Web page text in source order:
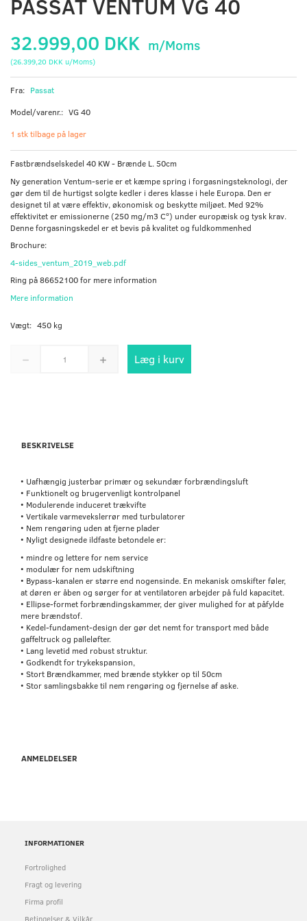
PASSAT VENTUM VG 40
32.999,00 DKK m/Moms
(26.399,20 DKK u/Moms)
Fra: Passat
Model/varenr.: VG 40
1 stk tilbage på lager
Fastbrændselskedel 40 KW - Brænde L. 50cm
Ny generation Ventum-serie er et kæmpe spring i forgasningsteknologi, der
gør dem til de hurtigst solgte kedler i deres klasse i hele Europa. Den er
designet til at være effektiv, økonomisk og beskytte miljøet. Med 92%
effektivitet er emissionerne (250 mg/m3 Cº) under europæisk og tysk krav.
Denne forgasningskedel er et bevis på kvalitet og fuldkommenhed
Brochure:
4-sides_ventum_2019_web.pdf
Ring på 86652100 for mere information
Mere information
Vægt: 450 kg
Læg i kurv
BESKRIVELSE
• Uafhængig justerbar primær og sekundær forbrændingsluft
• Funktionelt og brugervenligt kontrolpanel
• Modulerende induceret trækvifte
• Vertikale varmevekslerrør med turbulatorer
• Nem rengøring uden at fjerne plader
• Nyligt designede ildfaste betondele er:
• mindre og lettere for nem service
• modulær for nem udskiftning
• Bypass-kanalen er større end nogensinde. En mekanisk omskifter føler,
at døren er åben og sørger for at ventilatoren arbejder på fuld kapacitet.
• Ellipse-formet forbrændingskammer, der giver mulighed for at påfylde
mere brændstof.
• Kedel-fundament-design der gør det nemt for transport med både
gaffeltruck og palleløfter.
• Lang levetid med robust struktur.
• Godkendt for trykekspansion,
• Stort Brændkammer, med brænde stykker op til 50cm
• Stor samlingsbakke til nem rengøring og fjernelse af aske.
ANMELDELSER
INFORMATIONER
Fortrolighed
Fragt og levering
Firma profil
Betingelser & Vilkår